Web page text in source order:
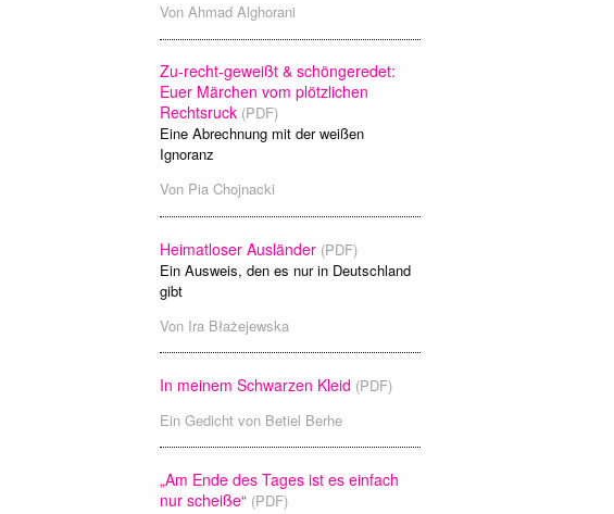
Von Ahmad Alghorani
Zu-recht-geweißt & schöngeredet:
Euer Märchen vom plötzlichen
Rechtsruck (PDF)
Eine Abrechnung mit der weißen
Ignoranz
Von Pia Chojnacki
Heimatloser Ausländer (PDF)
Ein Ausweis, den es nur in Deutschland
gibt
Von Ira Błażejewska
In meinem Schwarzen Kleid (PDF)
Ein Gedicht von Betiel Berhe
„Am Ende des Tages ist es einfach
nur scheiße“ (PDF)